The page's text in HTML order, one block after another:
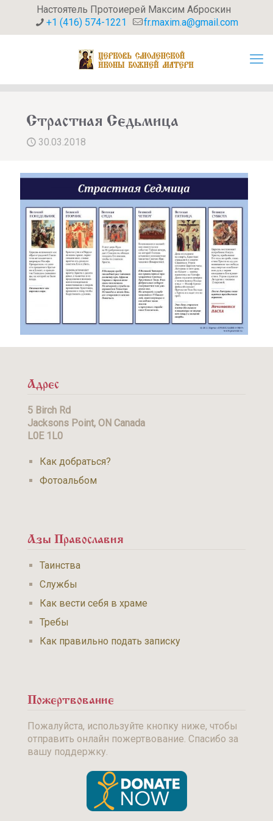
Настоятель Протоиерей Максим Аброскин
+1 (416) 574-1221
fr.maxim.a@gmail.com
Страстная Седьмица
30.03.2018
Адрес
5 Birch Rd
Jacksons Point, ON Canada
L0E 1L0
Как добраться?
Фотоальбом
Азы Православия
Таинства
Службы
Как вести себя в храме
Требы
Как правильно подать записку
Пожертвование
Пожалуйста, используйте кнопку ниже, чтобы
отправить онлайн пожертвование. Спасибо за
вашу поддержку.